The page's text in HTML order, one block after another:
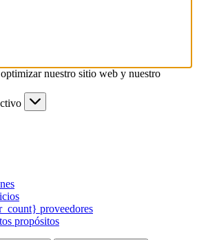
nuestro sitio web y nuestro
proveedores
propósitos